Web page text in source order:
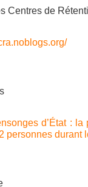
Centres de
d’État :
personnes durant